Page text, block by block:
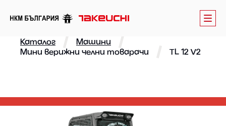
Каталог
Машини
Мини верижни челни товарачи
TL 12 V2